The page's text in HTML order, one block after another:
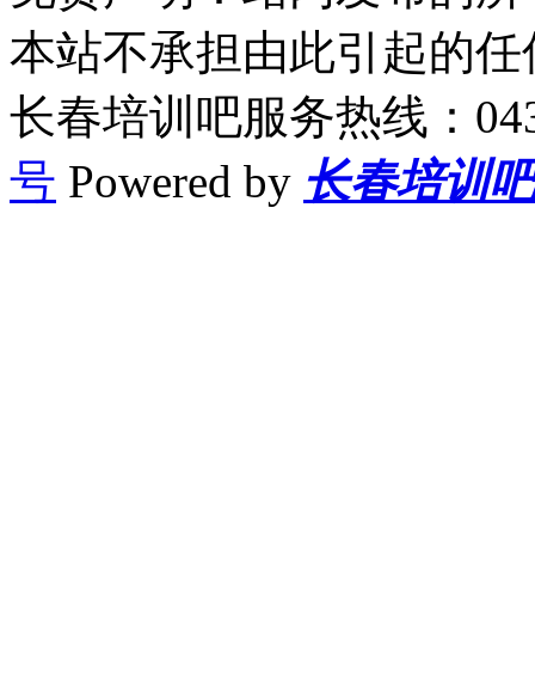
本站不承担由此引起的
长春培训吧服务热线：
号 Powered by 长春培训吧